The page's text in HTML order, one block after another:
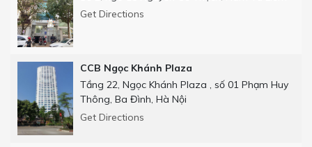
Get Directions
CCB Ngọc Khánh Plaza
Tầng 22, Ngọc Khánh Plaza , số 01 Phạm Huy
Thông, Ba Đình, Hà Nội
Get Directions